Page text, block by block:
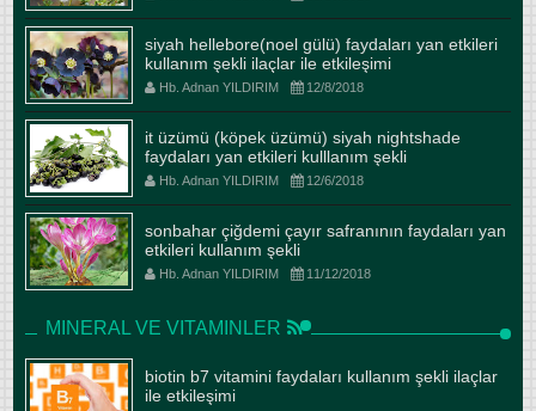
siyah hellebore(noel gülü) faydaları yan etkileri
kullanım şekli ilaçlar ile etkileşimi
Hb. Adnan YILDIRIM 12/8/2018
it üzümü (köpek üzümü) siyah nightshade
faydaları yan etkileri kulllanım şekli
Hb. Adnan YILDIRIM 12/6/2018
sonbahar çiğdemi çayır safranının faydaları yan
etkileri kullanım şekli
Hb. Adnan YILDIRIM 11/12/2018
MINERAL VE VITAMINLER
biotin b7 vitamini faydaları kullanım şekli ilaçlar
ile etkileşimi